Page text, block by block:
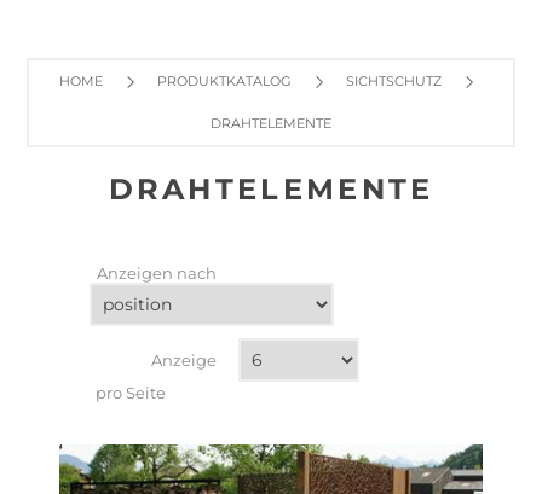
HOME PRODUKTKATALOG SICHTSCHUTZ
DRAHTELEMENTE
DRAHTELEMENTE
Anzeigen nach
Anzeige
pro Seite